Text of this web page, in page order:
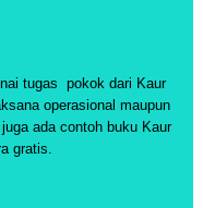
tugas pokok dari Kaur
operasional maupun
ada contoh buku Kaur
gratis.